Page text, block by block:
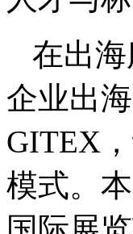
在出
企业出
GITEX
模式。